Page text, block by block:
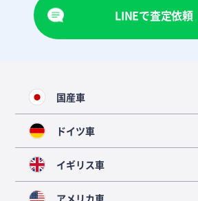
LINEで査定依頼
国産車
ドイツ車
イギリス車
アメリカ車